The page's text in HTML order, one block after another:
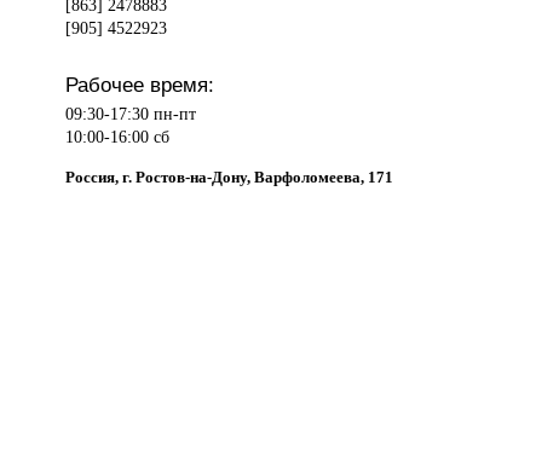
[863] 2478883
[905] 4522923
Рабочее время:
09:30-17:30 пн-пт
10:00-16:00 сб
Россия, г. Ростов-на-Дону, Варфоломеева, 171